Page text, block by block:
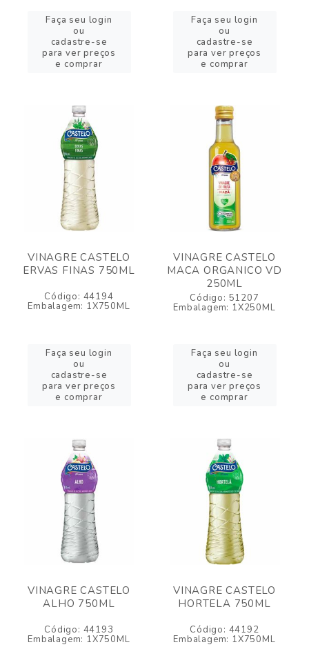
Faça seu login
ou
cadastre-se
para ver preços
e comprar
Faça seu login
ou
cadastre-se
para ver preços
e comprar
VINAGRE CASTELO
ERVAS FINAS 750ML
Código: 44194
Embalagem: 1X750ML
Faça seu login
ou
cadastre-se
para ver preços
e comprar
VINAGRE CASTELO
MACA ORGANICO VD
250ML
Código: 51207
Embalagem: 1X250ML
Faça seu login
ou
cadastre-se
para ver preços
e comprar
VINAGRE CASTELO
ALHO 750ML
Código: 44193
Embalagem: 1X750ML
VINAGRE CASTELO
HORTELA 750ML
Código: 44192
Embalagem: 1X750ML